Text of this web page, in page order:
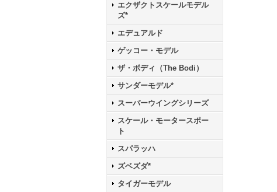
エクザクトスケールモデル
ズ*
エデュアルド
ゲッコー・モデル
ザ・ボディ（The Bodi）
サンダーモデル*
スーパーウイングシリーズ
スケール・モータースポー
ト
スパラッハ
ズベズダ*
タイガーモデル